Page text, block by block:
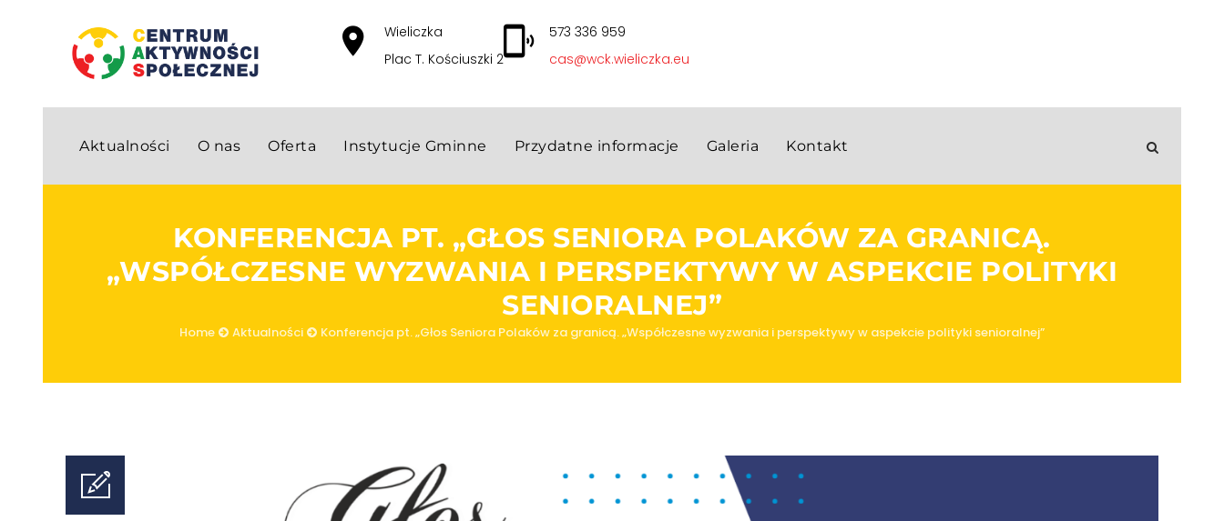
Wieliczka
Plac T. Kościuszki 2
573 336 959
cas@wck.wieliczka.eu
Aktualności O nas Oferta Instytucje Gminne Przydatne informacje Galeria Kontakt
KONFERENCJA PT. „GŁOS SENIORA POLAKÓW ZA GRANICĄ.
„WSPÓŁCZESNE WYZWANIA I PERSPEKTYWY W ASPEKCIE POLITYKI
SENIORALNEJ”
Home Aktualności Konferencja pt. „Głos Seniora Polaków za granicą. „Współczesne wyzwania i perspektywy w aspekcie polityki senioralnej”